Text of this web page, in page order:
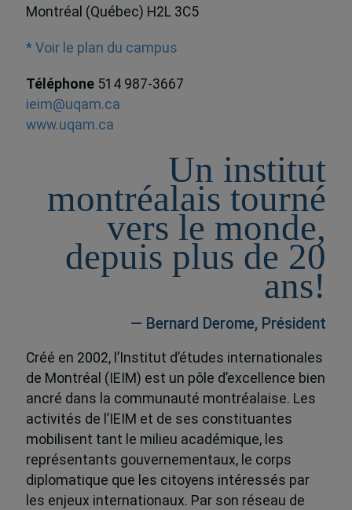
Montréal (Québec) H2L 3C5
* Voir le plan du campus
Téléphone 514 987-3667
ieim@uqam.ca
www.uqam.ca
Un institut
montréalais tourné
vers le monde,
depuis plus de 20
ans!
— Bernard Derome, Président
Créé en 2002, l’Institut d’études internationales
de Montréal (IEIM) est un pôle d’excellence bien
ancré dans la communauté montréalaise. Les
activités de l’IEIM et de ses constituantes
mobilisent tant le milieu académique, les
représentants gouvernementaux, le corps
diplomatique que les citoyens intéressés par
les enjeux internationaux. Par son réseau de